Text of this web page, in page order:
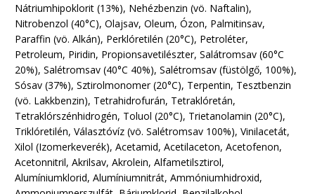
Nátriumhipoklorit (13%), Nehézbenzin (vö. Naftalin),
Nitrobenzol (40°C), Olajsav, Oleum, Ózon, Palmitinsav,
Paraffin (vö. Alkán), Perklóretilén (20°C), Petroléter,
Petroleum, Piridin, Propionsavetilészter, Salátromsav (60°C
20%), Salétromsav (40°C 40%), Salétromsav (füstölgő, 100%),
Sósav (37%), Sztirolmonomer (20°C), Terpentin, Tesztbenzin
(vö. Lakkbenzin), Tetrahidrofurán, Tetraklóretán,
Tetraklórszénhidrogén, Toluol (20°C), Trietanolamin (20°C),
Triklóretilén, Választóvíz (vö. Salétromsav 100%), Vinilacetát,
Xilol (Izomerkeverék), Acetamid, Acetilaceton, Acetofenon,
Acetonnitril, Akrilsav, Akrolein, Alfametilsztirol,
Alumíniumklorid, Alumíniumnitrát, Ammóniumhidroxid,